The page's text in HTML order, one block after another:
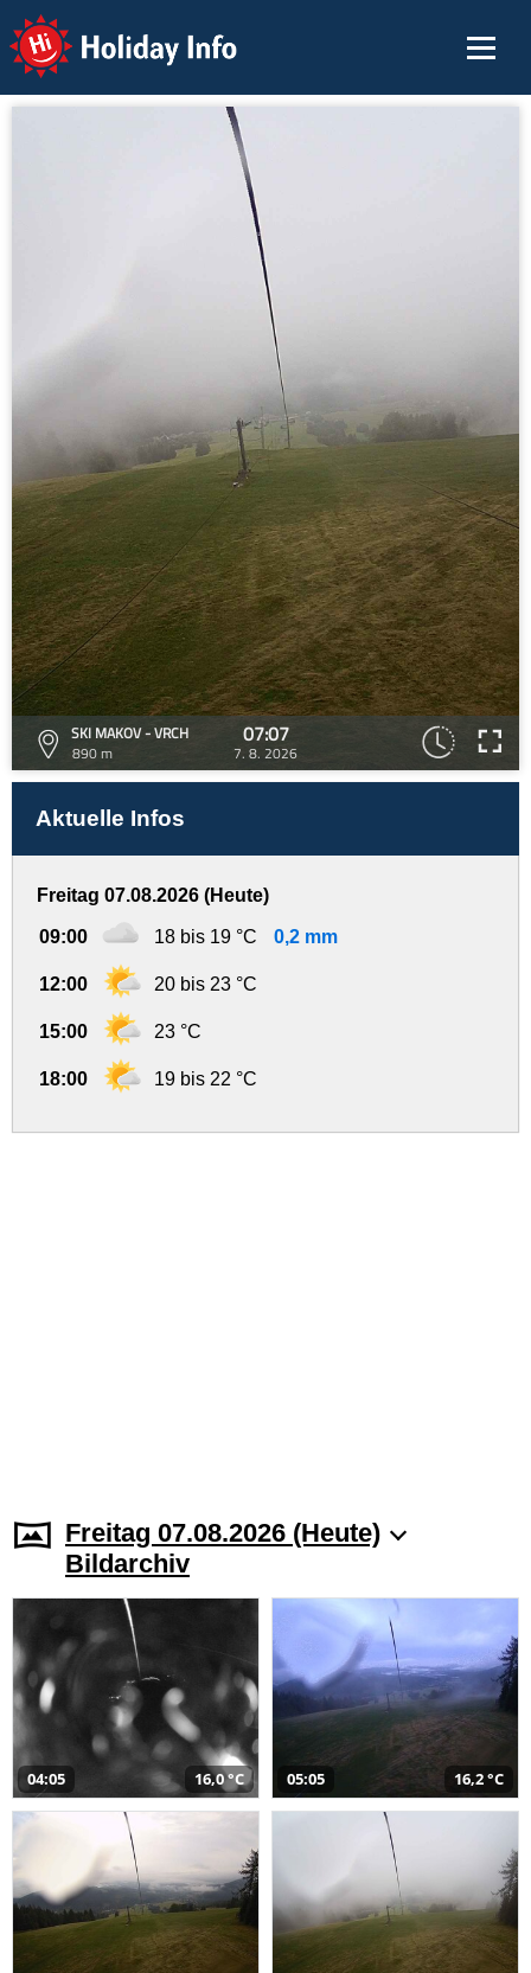
Holiday Info
SKI MAKOV - VRCH
890 m
07:07
7. 8. 2026
Aktuelle Infos
Freitag 07.08.2026 (Heute)
09:00 18 bis 19 °C 0,2 mm
12:00 20 bis 23 °C
15:00 23 °C
18:00 19 bis 22 °C
Freitag 07.08.2026 (Heute)
Bildarchiv
04:05 16,0 °C 05:05 16,2 °C